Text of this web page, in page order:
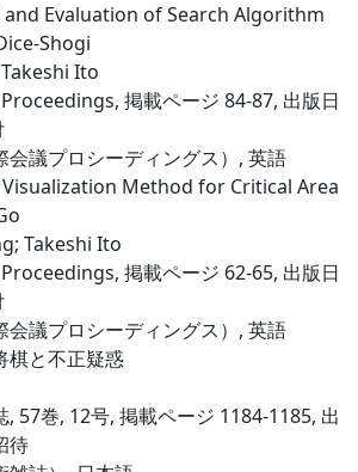
Evaluation of Search Algorithm
Shogi
Ito
掲載ページ 84-87, 出版日
会議プロシーディングス）, 英語
Method for Critical Area
Takeshi Ito
掲載ページ 62-65, 出版日
会議プロシーディングス）, 英語
棋と不正疑惑
, 57巻, 12号, 掲載ページ 1184-1185, 出
待